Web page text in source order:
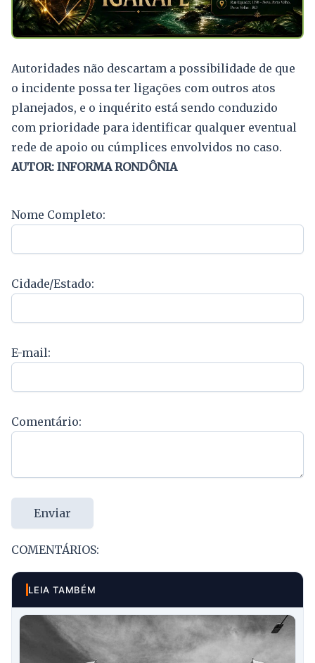
Autoridades não descartam a possibilidade de que
o incidente possa ter ligações com outros atos
planejados, e o inquérito está sendo conduzido
com prioridade para identificar qualquer eventual
rede de apoio ou cúmplices envolvidos no caso.
AUTOR: INFORMA RONDÔNIA
Nome Completo:
Cidade/Estado:
E-mail:
Comentário:
Enviar
COMENTÁRIOS:
LEIA TAMBÉM